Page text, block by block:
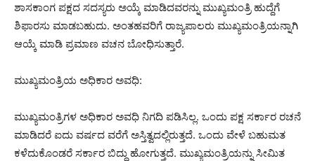
ಶಾಸಕಾಂಗ ಪಕ್ಷದ ಸದಸ್ಯರು ಅಯ್ಕೆ ಮಾಡಿದವರನ್ನು ಮುಖ್ಯಮಂತ್ರಿ ಹುದ್ದೆಗೆ
ಶಿಫಾರಸು ಮಾಡಬಹುದು. ಅಂತಹವರಿಗೆ ರಾಜ್ಯಪಾಲರು ಮುಖ್ಯಮಂತ್ರಿಯನ್ನಾಗಿ
ಆಯ್ಕೆ ಮಾಡಿ ಪ್ರಮಾಣ ವಚನ ಬೋಧಿಸುತ್ತಾರೆ.
ಮುಖ್ಯಮಂತ್ರಿಯ ಅಧಿಕಾರ ಅವಧಿ:
ಮುಖ್ಯಮಂತ್ರಿಗಳ ಅಧಿಕಾರ ಅವಧಿ ನಿಗದಿ ಪಡಿಸಿಲ್ಲ. ಒಂದು ಪಕ್ಷ ಸರ್ಕಾರ ರಚನೆ
ಮಾಡಿದರೆ ಐದು ವರ್ಷದ ವರೆಗೆ ಅಸ್ತಿತ್ವದಲ್ಲಿರುತ್ತದೆ. ಒಂದು ವೇಳೆ ಬಹುಮತ
ಕಳೆದುಕೊಂಡರೆ ಸರ್ಕಾರ ಬಿದ್ದು ಹೋಗುತ್ತದೆ. ಮುಖ್ಯಮಂತ್ರಿಯನ್ನು ಸೀಮಿತ